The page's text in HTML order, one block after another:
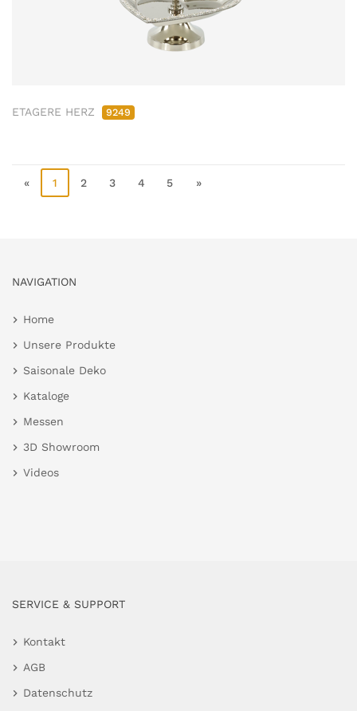
ETAGERE HERZ 9249
« 1 2 3 4 5 »
NAVIGATION
Home
Unsere Produkte
Saisonale Deko
Kataloge
Messen
3D Showroom
Videos
SERVICE & SUPPORT
Kontakt
AGB
Datenschutz